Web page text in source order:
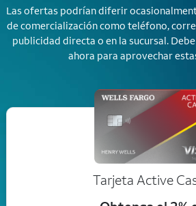
Las ofertas podrían diferir
de comercialización como teléfono,
publicidad directa o en la sucursal.
ahora para aprovechar
Tarjeta Active